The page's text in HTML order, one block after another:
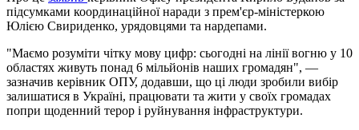
підсумками координаційної наради з прем'єр-міністеркою
Юлією Свириденко, урядовцями та нардепами.
"Маємо розуміти чітку мову цифр: сьогодні на лінії вогню у 10
областях живуть понад 6 мільйонів наших громадян", —
зазначив керівник ОПУ, додавши, що ці люди зробили вибір
залишатися в Україні, працювати та жити у своїх громадах
попри щоденний терор і руйнування інфраструктури.